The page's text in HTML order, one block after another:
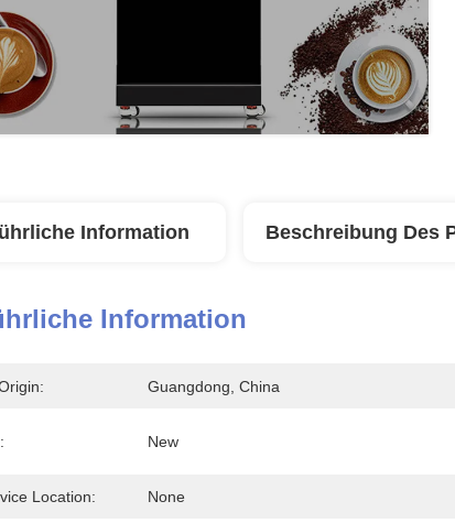
Information Beschreibung Des
Information
Guangdong, China
New
Location: None